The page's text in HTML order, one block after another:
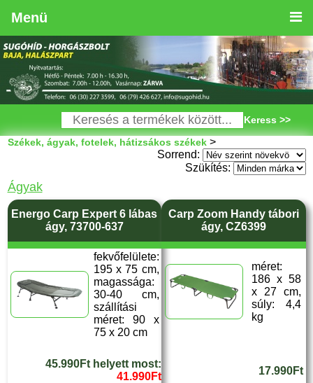
Menü
Keress >>
Székek, ágyak, fotelek, hátizsákos székek>
Sorrend:
Szükítés:
Ágyak
Energo Carp Expert 6 lábas
ágy, 73700-637
fekvőfelülete:
195 x 75 cm,
magassága:
30-40 cm,
szállítási
méret: 90 x
75 x 20 cm
45.990Ft helyett most:
41.990Ft
Carp Zoom Handy tábori
ágy, CZ6399
méret:
186 x 58
x 27 cm,
súly: 4,4
kg
17.990Ft